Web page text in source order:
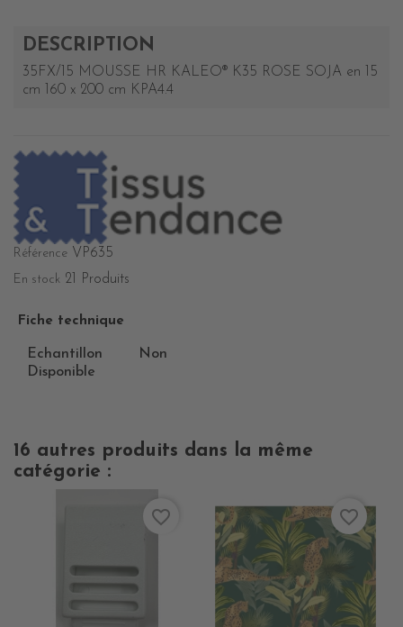
DESCRIPTION
35FX/15 MOUSSE HR KALEO® K35 ROSE SOJA en 15
cm 160 x 200 cm KPA4.4
Référence VP635
En stock 21 Produits
Fiche technique
Echantillon
Disponible
Non
16 autres produits dans la même
catégorie :
favorite_border favorite_border